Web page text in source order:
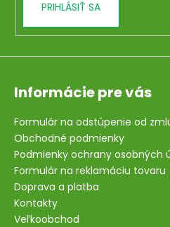
PRIHLÁSIŤ SA
Informácie pre vás
Formulár na odstúpenie od
Obchodné podmienky
Podmienky ochrany osobných
Formulár na reklamáciu tovaru
Doprava a platba
Kontakty
Veľkoobchod